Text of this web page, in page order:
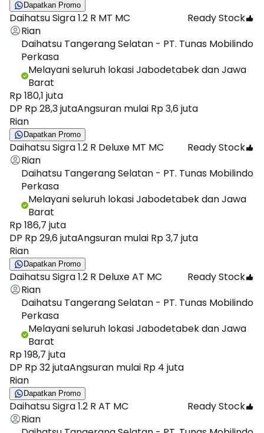
Dapatkan Promo
Daihatsu Sigra 1.2 R MT MC
Ready Stock
Rian
Daihatsu Tangerang Selatan - PT. Tunas Mobilindo
Perkasa
Melayani seluruh lokasi Jabodetabek dan Jawa
Barat
Rp 180,1 juta
DP Rp 28,3 jutaAngsuran mulai Rp 3,6 juta
Rian
Dapatkan Promo
Daihatsu Sigra 1.2 R Deluxe MT MC
Ready Stock
Rian
Daihatsu Tangerang Selatan - PT. Tunas Mobilindo
Perkasa
Melayani seluruh lokasi Jabodetabek dan Jawa
Barat
Rp 186,7 juta
DP Rp 29,6 jutaAngsuran mulai Rp 3,7 juta
Rian
Dapatkan Promo
Daihatsu Sigra 1.2 R Deluxe AT MC
Ready Stock
Rian
Daihatsu Tangerang Selatan - PT. Tunas Mobilindo
Perkasa
Melayani seluruh lokasi Jabodetabek dan Jawa
Barat
Rp 198,7 juta
DP Rp 32 jutaAngsuran mulai Rp 4 juta
Rian
Dapatkan Promo
Daihatsu Sigra 1.2 R AT MC
Ready Stock
Rian